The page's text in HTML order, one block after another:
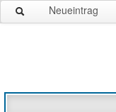
Neueintrag